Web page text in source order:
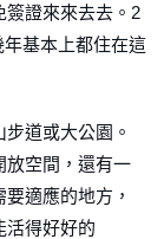
簽證來來去去。2
基本上都住在這
道或大公園。
放空間，還有一
適應的地方，
活得好好的